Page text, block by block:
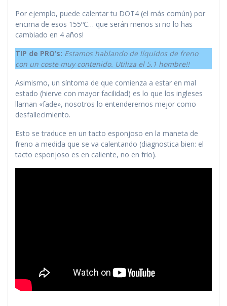
Por ejemplo, puede calentar tu DOT4 (el más común) por
encima de esos 155ºC… que serán menos si no lo has
cambiado en 4 años!
TIP de PRO’s: Estamos hablando de líquidos de freno
con un coste muy contenido. Utiliza el 5.1 hombre!!
Asimismo, un síntoma de que comienza a estar en mal
estado (hierve con mayor facilidad) es lo que los ingleses
llaman «fade», nosotros lo entenderemos mejor como
desfallecimiento.
Esto se traduce en un tacto esponjoso en la maneta de
freno a medida que se va calentando (diagnostica bien: el
tacto esponjoso es en caliente, no en frio).